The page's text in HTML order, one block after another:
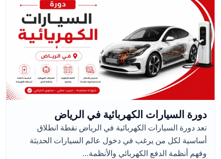
دورة السيارات الكهربائية في الرياض
تعد دورة السيارات الكهربائية في الرياض نقطة انطلاق
أساسية لكل من يرغب في دخول عالم السيارات الحديثة
وفهم أنظمة الدفع الكهربائي والأنظمة…